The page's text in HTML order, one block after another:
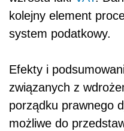
kolejny element
system podatkowy.
Efekty i
związanych z
porządku prawnego
możliwe do